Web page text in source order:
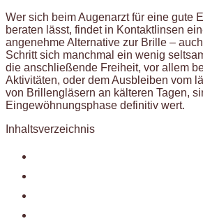
Wer sich beim Augenarzt für eine gute
beraten lässt, findet in Kontaktlinsen
angenehme Alternative zur Brille –
Schritt sich manchmal ein wenig
die anschließende Freiheit, vor allem
Aktivitäten, oder dem Ausbleiben vom
von Brillengläsern an kälteren Tagen,
Eingewöhnungsphase definitiv wert.
Inhaltsverzeichnis